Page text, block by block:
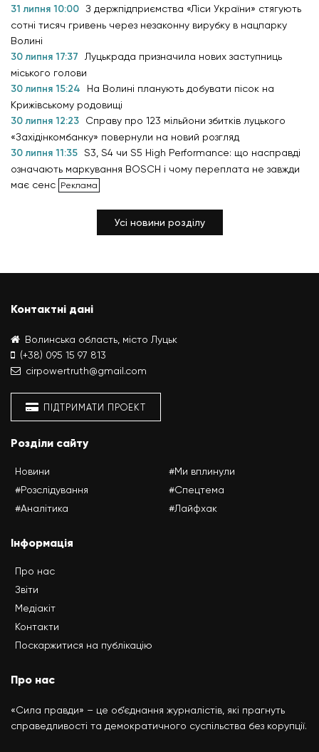
31 липня 10:00 З держпідприємства «Ліси України» стягують
сотні тисяч гривень через незаконну вирубку в нацпарку
Волині
30 липня 17:37
Луцькрада призначила нових заступниць
міського голови
30 липня 15:24
На Волині планують добувати пісок на
Крижівському родовищі
30 липня 12:23
Справу про 123 мільйони збитків луцького
«Західінкомбанку» повернули на новий розгляд
30 липня 11:35 S3, S4 чи S5 High Performance: що насправді
означають маркування BOSCH і чому переплата не завжди
має сенс
Усі новини розділу
Контактні дані
Волинська область, місто Луцьк
(+38) 095 15 97 813
cirpowertruth@gmail.com
ПІДТРИМАТИ ПРОЕКТ
Розділи сайту
Новини
#Розслідування
#Аналітика
#Ми вплинули
#Спецтема
#Лайфхак
Інформація
Про нас
Звіти
Медіакіт
Контакти
Поскаржитися на публікацію
Про нас
«Сила правди» – це об’єднання журналістів, які прагнуть
справедливості та демократичного суспільства без корупції.